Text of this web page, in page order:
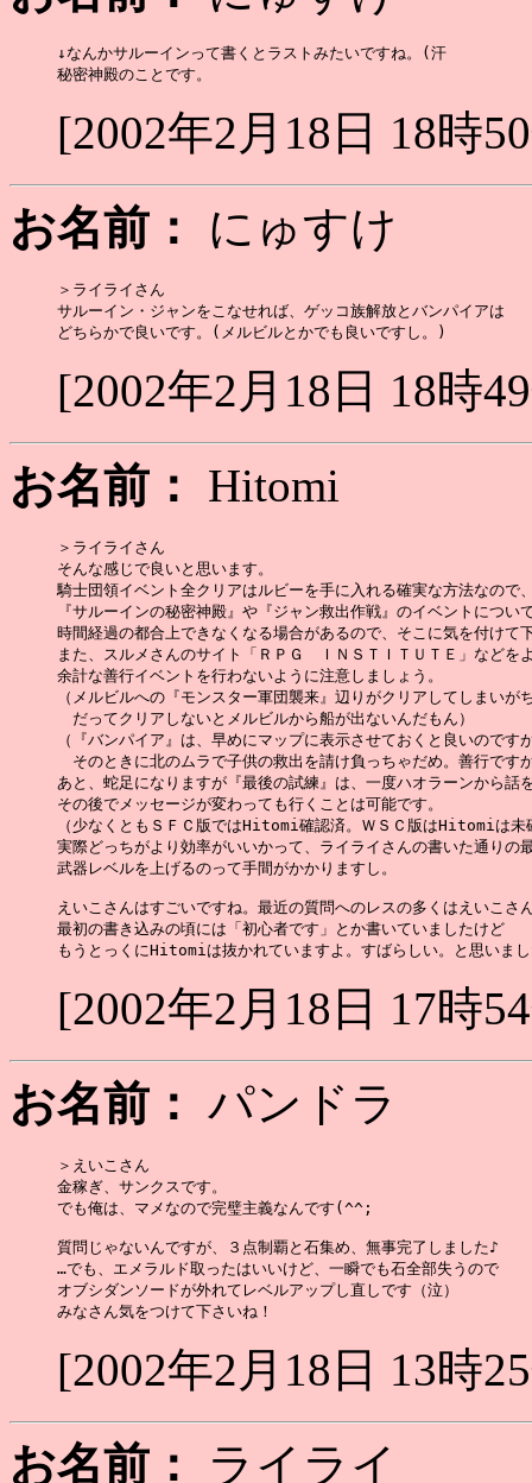
↓なんかサルーインって書くとラストみたいですね。(汗
[2002年2月18日 18時
お名前：
にゅすけ
＞ライライさん
サルーイン・ジャンをこなせれば、ゲッコ族解放とバンパイアは
[2002年2月18日 18時
お名前：
Hitomi
＞ライライさん
そんな感じで良いと思います。
騎士団領イベント全クリアはルビーを手に入れる確実な方法なので
『サルーインの秘密神殿』や『ジャン救出作戦』のイベントについ
時間経過の都合上できなくなる場合があるので、そこに気を付けて
また、スルメさんのサイト「ＲＰＧ　ＩＮＳＴＩＴＵＴＥ」などを
余計な善行イベントを行わないように注意しましょう。
（メルビルへの『モンスター軍団襲来』辺りがクリアしてしまいが
だってクリアしないとメルビルから船が出ないんだもん）
（『バンパイア』は、早めにマップに表示させておくと良いのです
そのときに北のムラで子供の救出を請け負っちゃだめ。善行です
あと、蛇足になりますが『最後の試練』は、一度ハオラーンから話
その後でメッセージが変わっても行くことは可能です。
（少なくともＳＦＣ版ではHitomi確認済。ＷＳＣ版はHitomiは未
実際どっちがより効率がいいかって、ライライさんの書いた通りの
武器レベルを上げるのって手間がかかりますし。
えいこさんはすごいですね。最近の質問へのレスの多くはえいこさ
最初の書き込みの頃には「初心者です」とか書いていましたけど
[2002年2月18日 17時
お名前： パンドラ
＞えいこさん
金稼ぎ、サンクスです。
でも俺は、マメなので完璧主義なんです(^^;
質問じゃないんですが、３点制覇と石集め、無事完了しました♪
…でも、エメラルド取ったはいいけど、一瞬でも石全部失うので
オブシダンソードが外れてレベルアップし直しです（泣）
[2002年2月18日 13時
お名前：
ライライ